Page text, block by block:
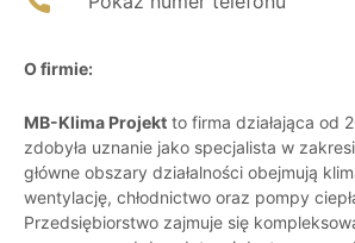
O firmie:
MB-Klima Projekt to firma działająca od
zdobyła uznanie jako specjalista w
główne obszary działalności obejmują
wentylację, chłodnictwo oraz pompy
Przedsiębiorstwo zajmuje się